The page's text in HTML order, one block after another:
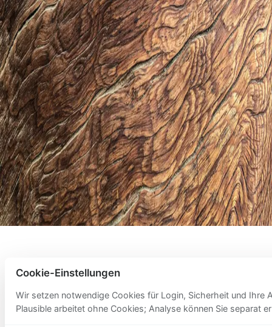
Rechtliches
Impressum
Datenschutz
AGB
Cookies
Hilfe
Support
Cookie-Einstellungen
Wir setzen notwendige Cookies für Login, Sicherheit und Ihre
Plausible arbeitet ohne Cookies; Analyse können Sie separat